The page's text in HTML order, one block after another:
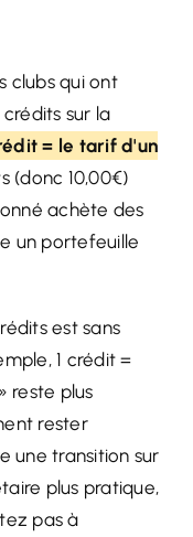
clubs qui ont
sur la
= le tarif d'un
(donc 10,00€)
achète des
un portefeuille
est sans
1 crédit =
reste plus
rester
une transition sur
plus pratique,
pas à